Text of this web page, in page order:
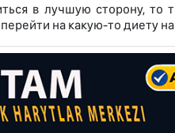
в лучшую сторону, то
на какую-то диету